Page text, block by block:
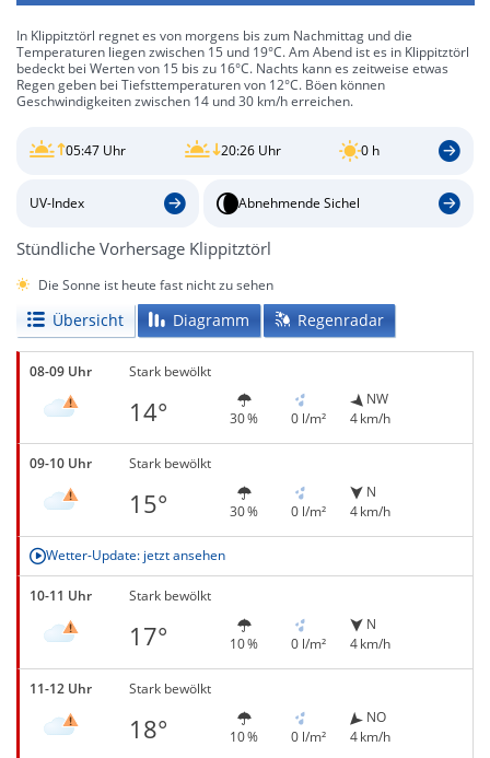
In Klippitztörl regnet es von morgens bis zum Nachmittag und die
Temperaturen liegen zwischen 15 und 19°C. Am Abend ist es in Klippitztörl
bedeckt bei Werten von 15 bis zu 16°C. Nachts kann es zeitweise etwas
Regen geben bei Tiefsttemperaturen von 12°C. Böen können
Geschwindigkeiten zwischen 14 und 30 km/h erreichen.
05:47 Uhr 20:26 Uhr 0 h
UV-Index Abnehmende Sichel
Stündliche Vorhersage Klippitztörl
Die Sonne ist heute fast nicht zu sehen
Übersicht Diagramm Regenradar
08-09 Uhr Stark bewölkt
14° 30 % 0 l/m²
NW
4 km/h
09-10 Uhr Stark bewölkt
15° 30 % 0 l/m²
N
4 km/h
Wetter-Update: jetzt ansehen
10-11 Uhr Stark bewölkt
17° 10 % 0 l/m²
N
4 km/h
11-12 Uhr Stark bewölkt
18° 10 % 0 l/m²
NO
4 km/h